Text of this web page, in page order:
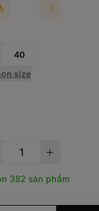
40
size
382 sản phẩm